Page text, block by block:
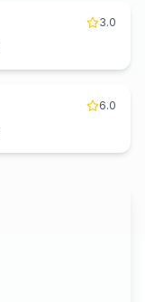
3.0
6.0